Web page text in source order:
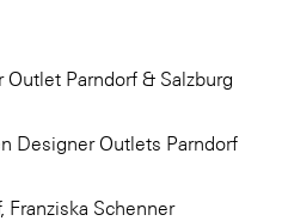
Designer Outlets Parndorf
Franziska Schenner